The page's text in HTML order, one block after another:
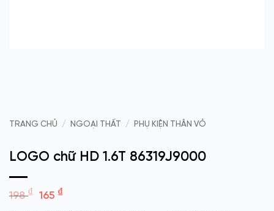
TRANG CHỦ / NGOẠI THẤT / PHỤ KIỆN THÂN VỎ
LOGO chữ HD 1.6T 86319J9000
198₫
Giá
165₫Giá